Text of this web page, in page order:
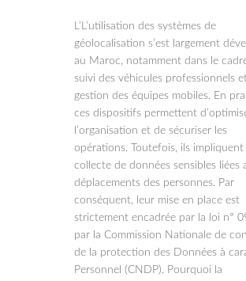
L’L’utilisation des systèmes de
géolocalisation s’est largement
au Maroc, notamment dans le
suivi des véhicules professionnels
gestion des équipes mobiles. En
ces dispositifs permettent
l’organisation et de sécuriser les
opérations. Toutefois, ils impliquent
collecte de données sensibles liées
déplacements des personnes. Par
conséquent, leur mise en place est
strictement encadrée par la loi n°
par la Commission Nationale de
de la protection des Données à
Personnel (CNDP). Pourquoi la